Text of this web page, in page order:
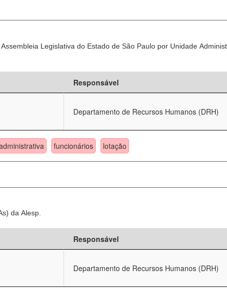
Legislativa do Estado de São Paulo por Unidade
Responsável
Departamento de Recursos Humanos (DRH)
funcionários lotação
da Alesp.
Responsável
Departamento de Recursos Humanos (DRH)